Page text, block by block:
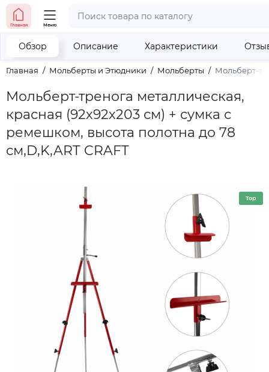
тел. (098) 673-42-06
наши контакты
Главная Меню
Главная Мольберты и Этюдники Мольберты Мольберт-
Мольберт-тренога металлическая,
красная (92х92х203 см) + сумка с
ремешком, высота полотна до 78
см,D,K,ART CRAFT
Обзор Описание Характеристики
Top